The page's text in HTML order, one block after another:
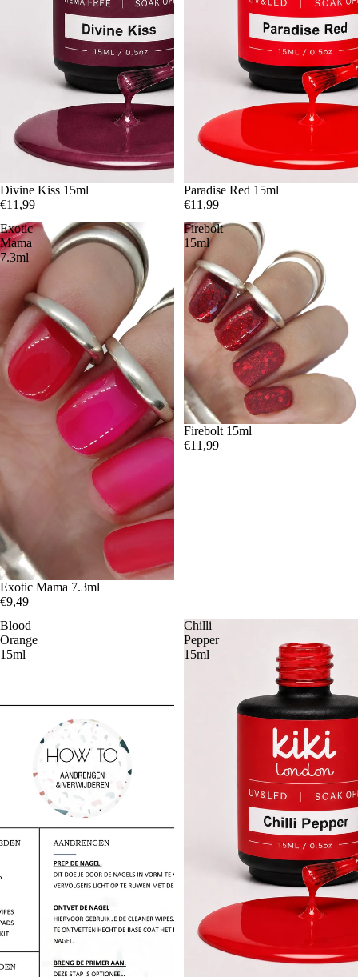
Divine Kiss 15ml
€11,99
Épuisé
Paradise Red 15ml
€11,99
Exotic
Mama
7.3ml
Exotic Mama 7.3ml
€9,49
Firebolt
15ml
Firebolt 15ml
€11,99
Blood
Orange
15ml
Chilli
Pepper
15ml